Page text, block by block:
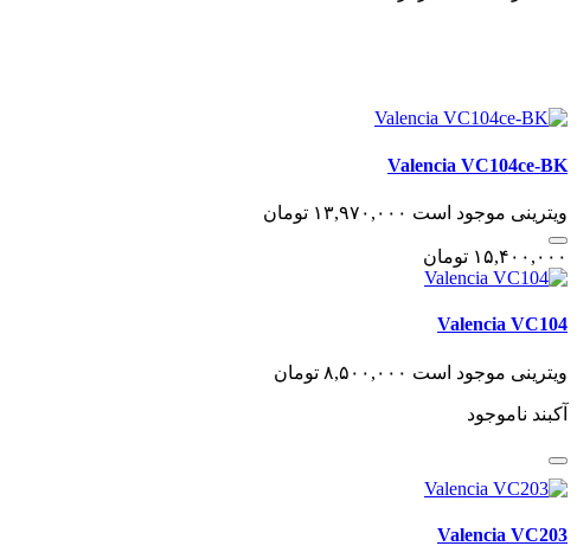
Valencia VC104ce-BK
ویترینی موجود است ١٣,٩٧٠,٠٠٠ تومان
١۵,۴٠٠,٠٠٠ تومان
Valencia VC104
ویترینی موجود است ٨,۵٠٠,٠٠٠ تومان
آکبند ناموجود
Valencia VC203